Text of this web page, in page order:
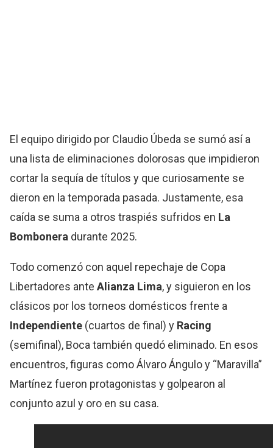
El equipo dirigido por Claudio Úbeda se sumó así a
una lista de eliminaciones dolorosas que impidieron
cortar la sequía de títulos y que curiosamente se
dieron en la temporada pasada. Justamente, esa
caída se suma a otros traspiés sufridos en La
Bombonera durante 2025.
Todo comenzó con aquel repechaje de Copa
Libertadores ante Alianza Lima, y siguieron en los
clásicos por los torneos domésticos frente a
Independiente (cuartos de final) y Racing
(semifinal), Boca también quedó eliminado. En esos
encuentros, figuras como Álvaro Ángulo y “Maravilla”
Martínez fueron protagonistas y golpearon al
conjunto azul y oro en su casa.